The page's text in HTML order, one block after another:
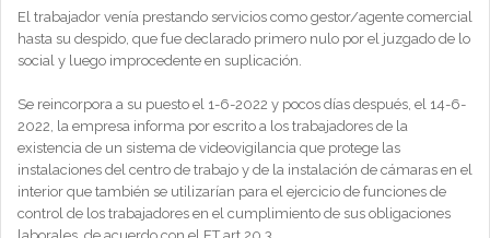
El trabajador venía prestando servicios como gestor/agente comercial
hasta su despido, que fue declarado primero nulo por el juzgado de lo
social y luego improcedente en suplicación.
Se reincorpora a su puesto el 1-6-2022 y pocos días después, el 14-6-
2022, la empresa informa por escrito a los trabajadores de la
existencia de un sistema de videovigilancia que protege las
instalaciones del centro de trabajo y de la instalación de cámaras en el
interior que también se utilizarían para el ejercicio de funciones de
control de los trabajadores en el cumplimiento de sus obligaciones